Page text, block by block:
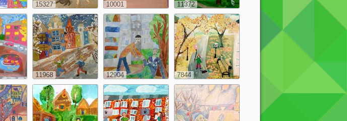
15327 10001 11372
11968 12904 7844